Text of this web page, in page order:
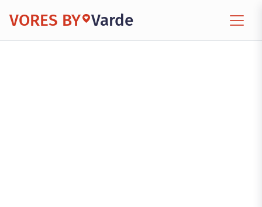
VORES BY Varde